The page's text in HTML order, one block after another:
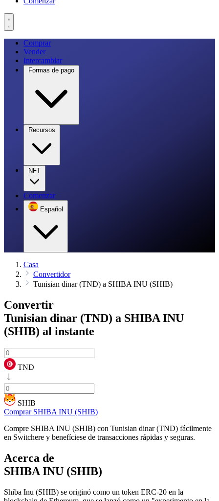
Comprar
Vender
Intercambiar
Formas de pago
Recursos
NFT
Comenzar
Español
Casa
Convertidor
Tunisian dinar (TND) a SHIBA INU (SHIB)
Convertir
Tunisian dinar (TND) a SHIBA INU
(SHIB) al instante
TND
SHIB
Comprar SHIBA INU (SHIB)
Compre SHIBA INU (SHIB) con Tunisian dinar (TND) fácilmente
en Switchere y benefíciese de transacciones rápidas y seguras.
Acerca de
SHIBA INU (SHIB)
Shiba Inu (SHIB) se originó como un token ERC-20 en la